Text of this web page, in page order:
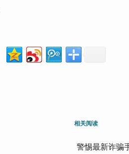
相关阅读
警惕最新诈骗